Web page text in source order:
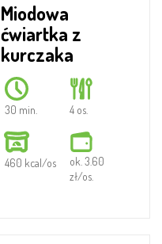
Miodowa
ćwiartka z
kurczaka
30 min. 4 os.
460 kcal/os
ok. 3.60
zł/os.